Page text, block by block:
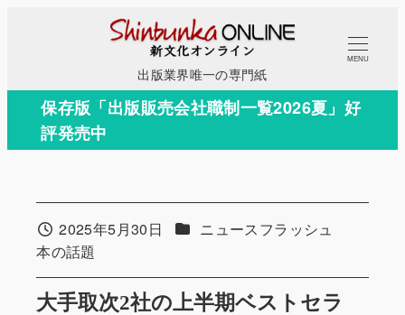
コ
テ
出版業界唯一の専門紙
MENU
保存版「出版販売会社職制一覧2026夏」好
評発売中
大手取次2社の上半期ベストセラ
投稿日2025年5月30日 カテゴリー
ニュースフラッシュ
カテゴリー
本の話題